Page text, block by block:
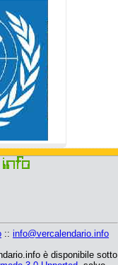
:: info@vercalendario.info
è disponibile sotto